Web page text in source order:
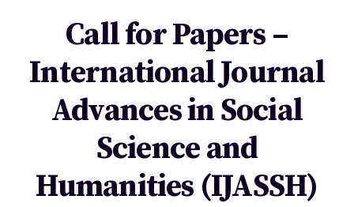
Publicaciones
Galería
Acerca de nosotros
Call for Papers –
International Journal
Advances in Social
Science and
Humanities (IJASSH)